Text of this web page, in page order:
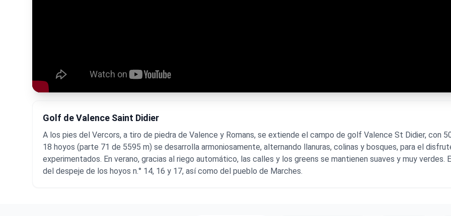
Golf de Valence Saint Didier
A los pies del Vercors, a tiro de piedra de Valence y Romans, se extiende el campo de golf Valence St Didier, con
18 hoyos (parte 71 de 5595 m) se desarrolla armoniosamente, alternando llanuras, colinas y bosques, para el
experimentados. En verano, gracias al riego automático, las calles y los greens se mantienen suaves y muy
del despeje de los hoyos n.° 14, 16 y 17, así como del pueblo de Marches.